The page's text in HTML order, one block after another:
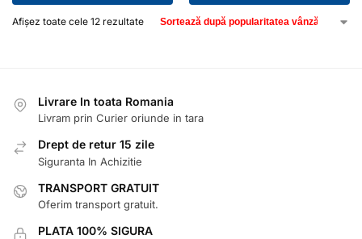
Afișez toate cele 12 rezultate
Livrare In toata Romania
Livram prin Curier oriunde in tara
Drept de retur 15 zile
Siguranta In Achizitie
TRANSPORT GRATUIT
Oferim transport gratuit.
PLATA 100% SIGURA